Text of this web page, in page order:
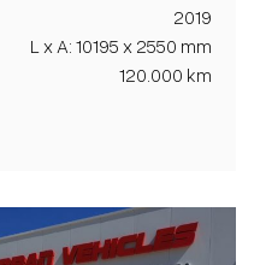
2019
L x A: 10195 x 2550 mm
120.000 km